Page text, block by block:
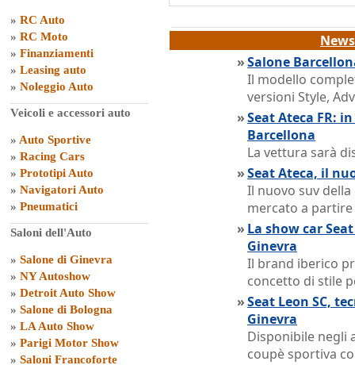
» RC Auto
» RC Moto
» Finanziamenti
» Leasing auto
» Noleggio Auto
Veicoli e accessori auto
» Auto Sportive
» Racing Cars
» Prototipi Auto
» Navigatori Auto
» Pneumatici
Saloni dell'Auto
» Salone di Ginevra
» NY Autoshow
» Detroit Auto Show
» Salone di Bologna
» LA Auto Show
» Parigi Motor Show
» Saloni Francoforte
»Salone
Il modello
versioni Style,
»Seat Ateca FR:
Barcellona
La vettura sarà
»Seat Ateca, il
Il nuovo suv
mercato a partire
» La show car
Ginevra
Il brand iberico
concetto di stile
»Seat Leon SC,
Ginevra
Disponibile negli
coupè sportiva